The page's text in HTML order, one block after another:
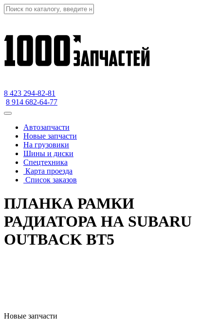
8 423 294-82-81
8 914 682-64-77
Автозапчасти
Новые запчасти
На грузовики
Шины и диски
Спецтехника
Карта проезда
Список заказов
ПЛАНКА РАМКИ
РАДИАТОРА НА SUBARU
OUTBACK BT5
Новые запчасти